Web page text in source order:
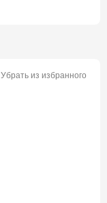
Убрать из избранного